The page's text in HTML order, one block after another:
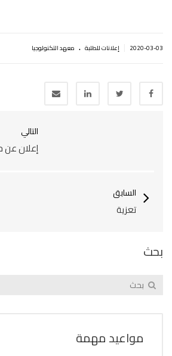
2020-03-03 إعلانات للطلبة . معهد التكنولوجيا
التالي
إعلان عن
السابق
تعزية
بحث
مواعيد مهمة